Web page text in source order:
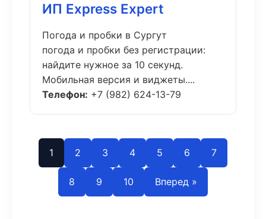
ИП Express Expert
Погода и пробки в Сургут
погода и пробки без регистрации:
найдите нужное за 10 секунд.
Мобильная версия и виджеты....
Телефон: +7 (982) 624-13-79
1 2 3 4 5 6 7
8 9 10 Вперед »